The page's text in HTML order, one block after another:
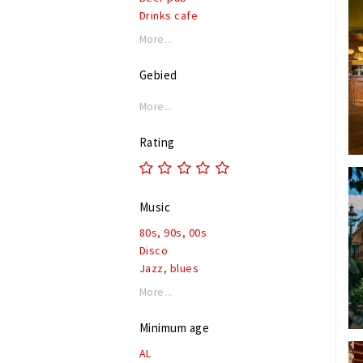
Drinks cafe
Brown Cafe
Event venue
Stage
More...
Gebied
More...
Rating
Music
80s, 90s, 00s
Disco
Jazz, blues
Live music
Pop & top 40
Rock, alternative
Dutch
More...
Minimum age
AL